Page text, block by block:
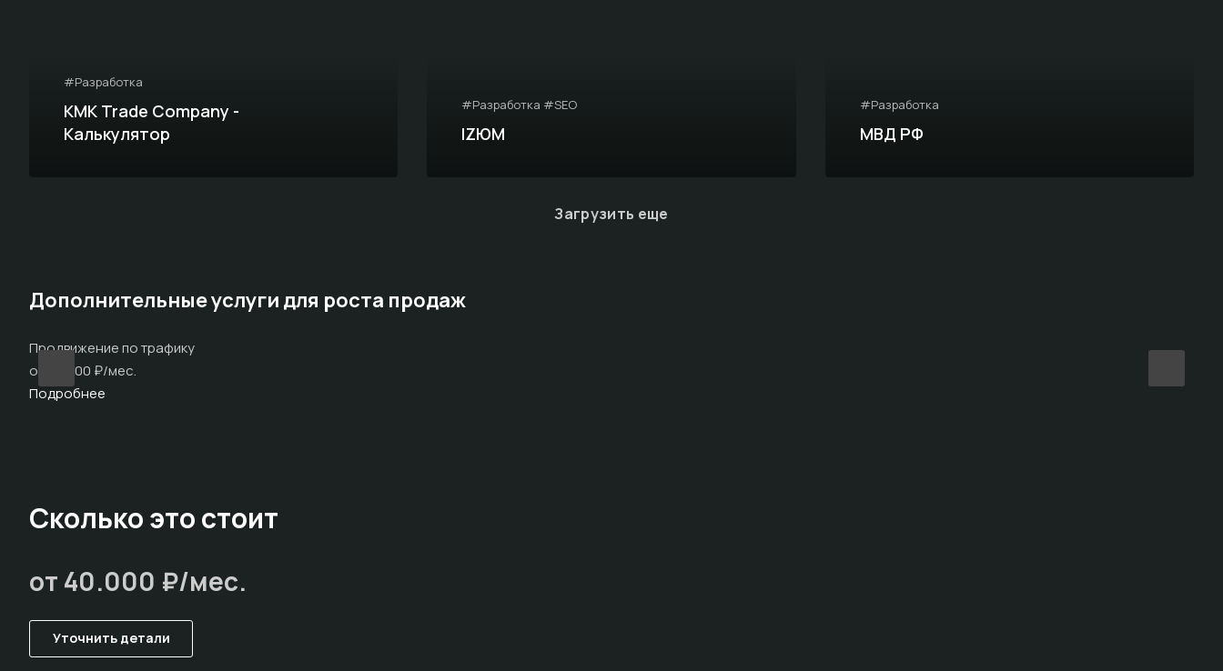
#Разработка
KMK Trade Company -
Калькулятор
#Разработка #SEO
IZЮМ
#Разработка
МВД РФ
Загрузить еще
Дополнительные услуги для роста продаж
Продвижение по трафику
от 50 000 ₽/мес.
Подробнее
Сколько это стоит
от 40.000 ₽/мес.
Уточнить детали